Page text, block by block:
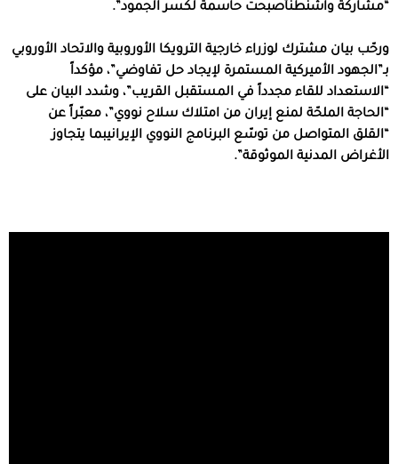
“مشاركة واشنطنأصبحت حاسمة لكسر الجمود”.
ورحّب بيان مشترك لوزراء خارجية الترويكا الأوروبية والاتحاد الأوروبي
بـ”الجهود الأميركية المستمرة لإيجاد حل تفاوضي”، مؤكداً
“الاستعداد للقاء مجدداً في المستقبل القريب”، وشدد البيان على
“الحاجة الملحّة لمنع إيران من امتلاك سلاح نووي”، معبّراً عن
“القلق المتواصل من توسّع البرنامج النووي الإيرانيبما يتجاوز
الأغراض المدنية الموثوقة”.